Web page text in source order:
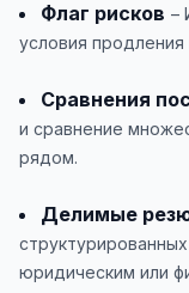
Флаг рисков –
условия продления
Сравнения
и сравнение
рядом.
Делимые
юридическим или